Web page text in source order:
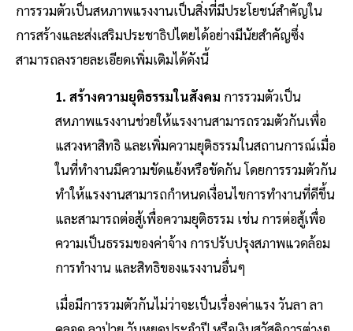
การรวมตัวเป็นสหภาพแรงงานเป็นสิ่งที่มีประโยชน์สำคัญใน
การสร้างและส่งเสริมประชาธิปไตยได้อย่างมีนัยสำคัญซึ่ง
สามารถลงรายละเอียดเพิ่มเติมได้ดังนี้
1. สร้างความยุติธรรมในสังคม การรวมตัวเป็น
สหภาพแรงงานช่วยให้แรงงานสามารถรวมตัวกันเพื่อ
แสวงหาสิทธิ และเพิ่มความยุติธรรมในสถานการณ์เมื่อ
ในที่ทำงานมีความขัดแย้งหรือขัดกัน โดยการรวมตัวกัน
ทำให้แรงงานสามารถกำหนดเงื่อนไขการทำงานที่ดีขึ้น
และสามารถต่อสู้เพื่อความยุติธรรม เช่น การต่อสู้เพื่อ
ความเป็นธรรมของค่าจ้าง การปรับปรุงสภาพแวดล้อม
การทำงาน และสิทธิของแรงงานอื่นๆ
เมื่อมีการรวมตัวกันไม่ว่าจะเป็นเรื่องค่าแรง วันลา ลา